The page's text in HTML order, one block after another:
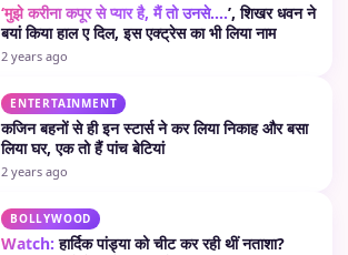
‘मुझे करीना कपूर से प्यार है, मैं तो उनसे….’, शिखर धवन ने
बयां किया हाल ए दिल, इस एक्ट्रेस का भी लिया नाम
2 years ago
ENTERTAINMENT
कजिन बहनों से ही इन स्टार्स ने कर लिया निकाह और बसा
लिया घर, एक तो हैं पांच बेटियां
2 years ago
BOLLYWOOD
Watch: हार्दिक पांड्या को चीट कर रही थीं नताशा?